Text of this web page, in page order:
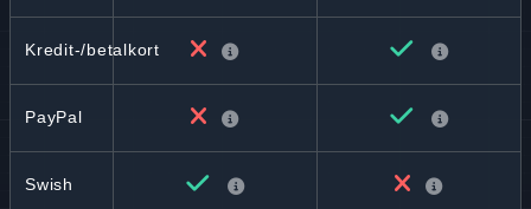
Kredit-/betalkort
PayPal
Swish